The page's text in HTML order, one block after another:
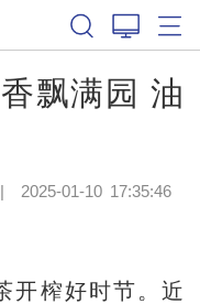
飘满园 油
2025-01-10 17:35:46
榨好时节。近